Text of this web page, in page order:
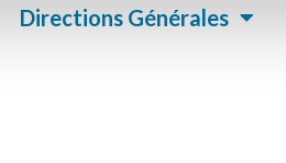
Directions Générales